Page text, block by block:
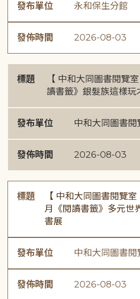
發布單位 永和保生分館
發佈時間 2026-08-03
標題
【 中和大同圖書閱覽
讀書籤》銀髮族這樣玩
發布單位 中和大同圖書閱
發佈時間 2026-08-03
標題
【 中和大同圖書閱覽
月《閱讀書籤》多元世
書展
發布單位 中和大同圖書閱
發佈時間 2026-08-03